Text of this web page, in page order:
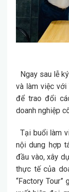
Ngay sau lễ
và làm việc với
để trao đổi
doanh nghiệp
Tại buổi làm
nội dung hợp
đầu vào, xây
thực tế của
“Factory